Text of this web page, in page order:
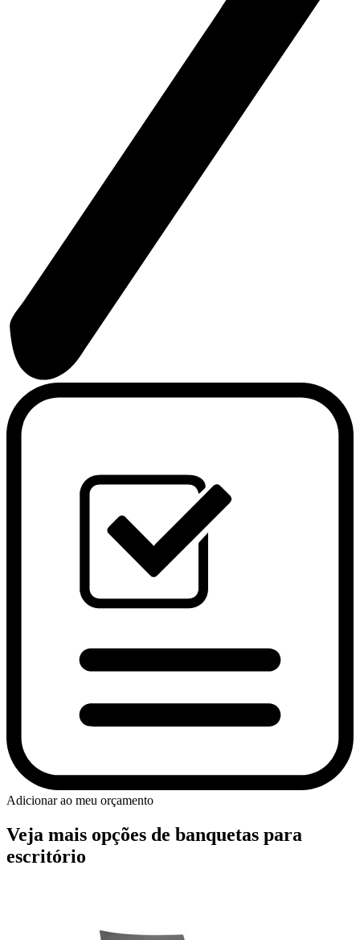
Adicionar ao meu orçamento
Veja mais opções de banquetas para
escritório